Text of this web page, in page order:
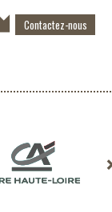
Contactez-nous